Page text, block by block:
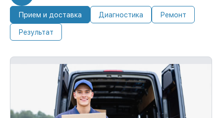
Прием и доставка Диагностика Ремонт
Результат